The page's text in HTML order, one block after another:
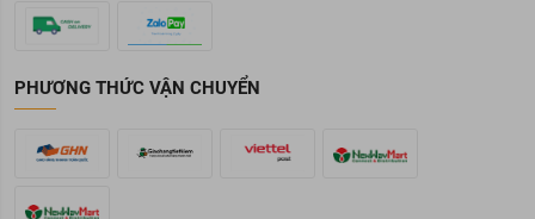
PHƯƠNG THỨC VẬN CHUYỂN